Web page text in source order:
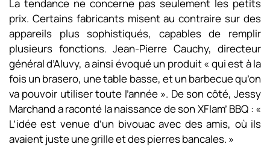
La tendance ne concerne pas seulement les petits
prix. Certains fabricants misent au contraire sur des
appareils plus sophistiqués, capables de remplir
plusieurs fonctions. Jean-Pierre Cauchy, directeur
général d’Aluvy, a ainsi évoqué un produit « qui est à la
fois un brasero, une table basse, et un barbecue qu’on
va pouvoir utiliser toute l’année ». De son côté, Jessy
Marchand a raconté la naissance de son XFlam’ BBQ : «
L’idée est venue d’un bivouac avec des amis, où ils
avaient juste une grille et des pierres bancales. »